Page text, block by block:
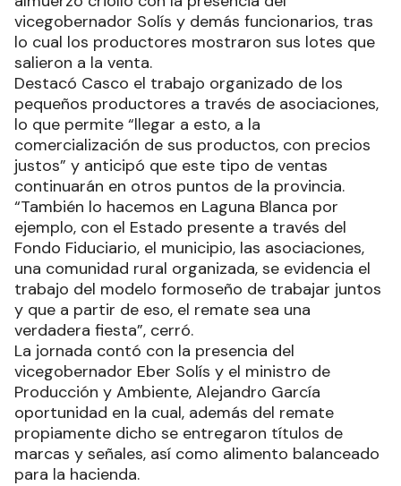
vicegobernador Solís y demás funcionarios, tras
lo cual los productores mostraron sus lotes que
salieron a la venta.
Destacó Casco el trabajo organizado de los
pequeños productores a través de asociaciones,
lo que permite “llegar a esto, a la
comercialización de sus productos, con precios
justos” y anticipó que este tipo de ventas
continuarán en otros puntos de la provincia.
“También lo hacemos en Laguna Blanca por
ejemplo, con el Estado presente a través del
Fondo Fiduciario, el municipio, las asociaciones,
una comunidad rural organizada, se evidencia el
trabajo del modelo formoseño de trabajar juntos
y que a partir de eso, el remate sea una
verdadera fiesta”, cerró.
La jornada contó con la presencia del
vicegobernador Eber Solís y el ministro de
Producción y Ambiente, Alejandro García
oportunidad en la cual, además del remate
propiamente dicho se entregaron títulos de
marcas y señales, así como alimento balanceado
para la hacienda.